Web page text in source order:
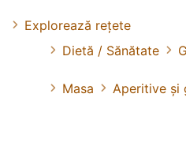
Explorează rețete
Dietă / Sănătate
Masa Aperitive și